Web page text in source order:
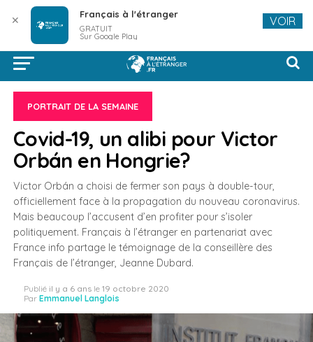
PORTRAIT DE LA SEMAINE
Covid-19, un alibi pour Victor
Orbán en Hongrie?
Victor Orbán a choisi de fermer son pays à double-tour,
officiellement face à la propagation du nouveau coronavirus.
Mais beaucoup l’accusent d’en profiter pour s’isoler
politiquement. Français à l’étranger en partenariat avec
France info partage le témoignage de la conseillère des
Français de l’étranger, Jeanne Dubard.
Publié il y a 6 ans le 19 octobre 2020
Par Emmanuel Langlois
✕ Français à l'étranger
GRATUIT
Sur Google Play
VOIR